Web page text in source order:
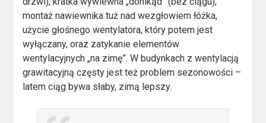
montaż nawiewnika tuż nad wezgłowiem łóżka,
użycie głośnego wentylatora, który potem jest
wyłączany, oraz zatykanie elementów
wentylacyjnych „na zimę”. W budynkach z wentylacją
grawitacyjną częsty jest też problem sezonowości –
latem ciąg bywa słaby, zimą lepszy.